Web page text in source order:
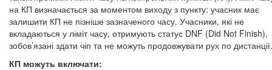
на КП визначається за моментом виходу з пункту: учасник має
залишити КП не пізніше зазначеного часу. Учасники, які не
вкладаються у ліміт часу, отримують статус DNF (Did Not Finish),
зобов’язані здати чіп та не можуть продовжувати рух по дистанції.
КП можуть включати: